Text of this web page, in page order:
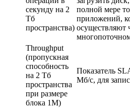
секунду на 2
Тб
пространства)
полной мере
приложений,
осуществляют
Throughput
(пропускная
способность
на 2 Тб
пространства
при размере
блока 1М)
Показатель
Мб/с, для